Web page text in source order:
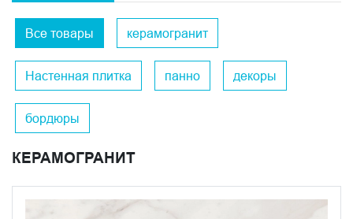
Все товары керамогранит
Настенная плитка панно декоры
бордюры
КЕРАМОГРАНИТ